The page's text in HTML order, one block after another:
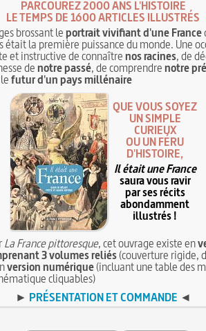
PARCOUREZ 2000 ANS L'HISTOIRE
LE TEMPS DE 1600 ARTICLES ILLUSTRÉS
brossant leportrait vivifiant d'une France
était la première puissance du monde. Une
et instructive de connaîtrenos racines, de
denotre passé, de comprendrenotre
lefutur d'un pays millénaire
QUE VOUS SOYEZ
UN SIMPLE
CURIEUX
OU UN FÉRU
D'HISTOIRE,
Il était une France
saura vous ravir
par ses récits
abondamment
illustrés !
La France pittoresque, cet ouvrage existe en
3 volumes reliés(couverture rigide,
version numérique(incluant une table des
cliquables)
► PRÉSENTATION ET COMMANDE ◄